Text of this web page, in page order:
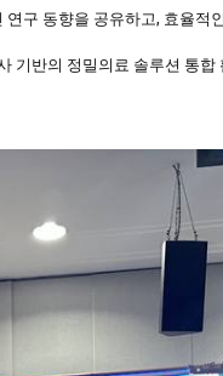
구 동향을 공유하고, 효율
기반의 정밀의료 솔루션 통